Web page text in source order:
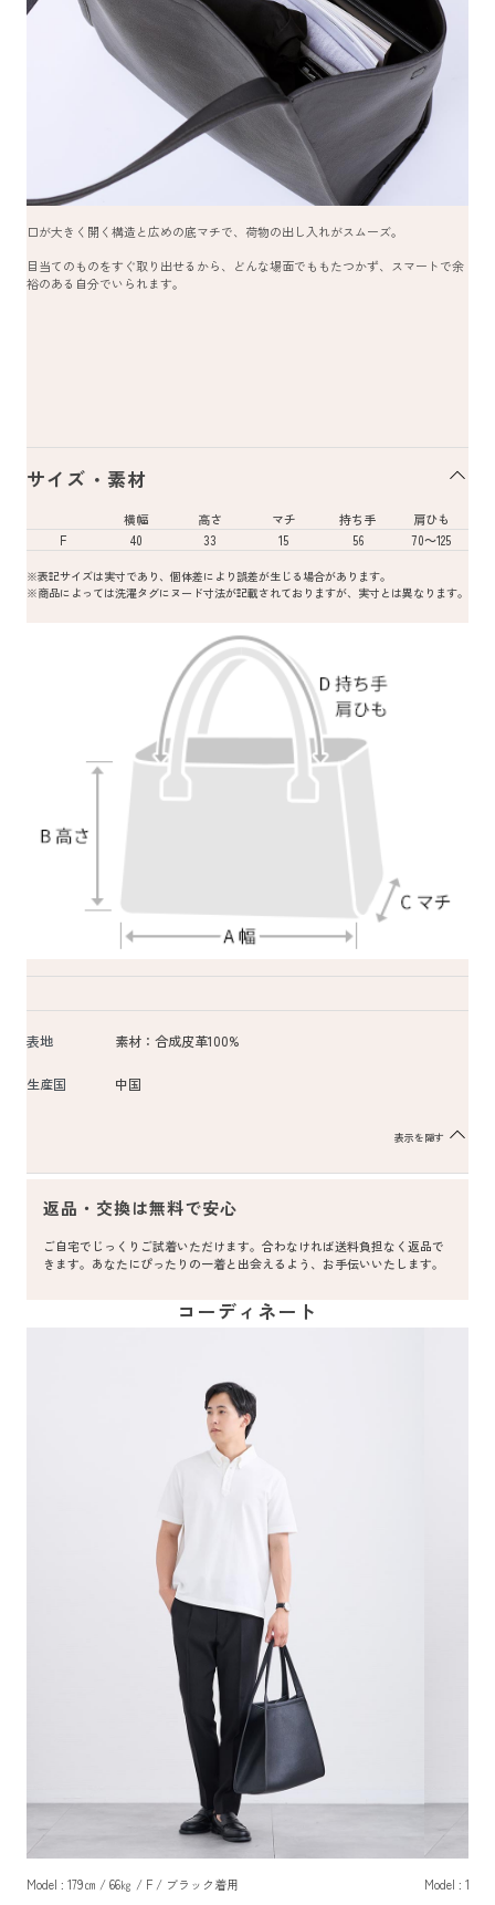
口が大きく開く構造と広めの底マチで、荷物の出し入れがスムーズ。
目当てのものをすぐ取り出せるから、どんな場面でももたつかず、スマートで余
裕のある自分でいられます。
サイズ・素材
横幅 高さ マチ 持ち手
肩ひも
F
40 33 15 56 70～125
※表記サイズは実寸であり、個体差により誤差が生じる場合があります。
※商品によっては洗濯タグにヌード寸法が記載されておりますが、実寸とは異なります。
表地 素材：合成皮革100%
生産国 中国
表示を隠す
返品・交換は無料で安心
ご自宅でじっくりご試着いただけます。合わなければ送料負担なく返品で
きます。あなたにぴったりの一着と出会えるよう、お手伝いいたします。
コーディネート
Model : 179㎝ / 66㎏ / F / ブラック着用 Model : 179